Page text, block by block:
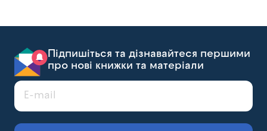
Підпишіться та дізнавайтеся першими
про нові книжки та матеріали